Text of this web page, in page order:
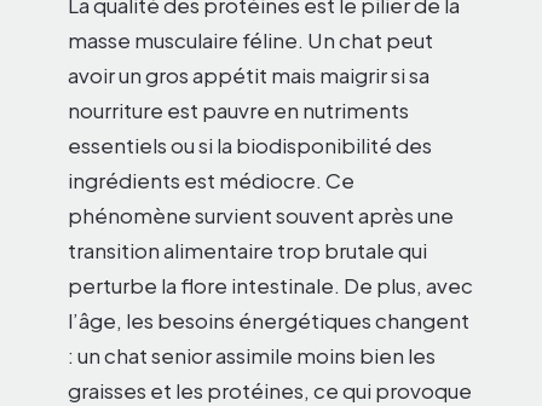
masse musculaire féline. Un chat peut
avoir un gros appétit mais maigrir si sa
nourriture est pauvre en nutriments
essentiels ou si la biodisponibilité des
ingrédients est médiocre. Ce
phénomène survient souvent après une
transition alimentaire trop brutale qui
perturbe la flore intestinale. De plus, avec
l’âge, les besoins énergétiques changent
: un chat senior assimile moins bien les
graisses et les protéines, ce qui provoque